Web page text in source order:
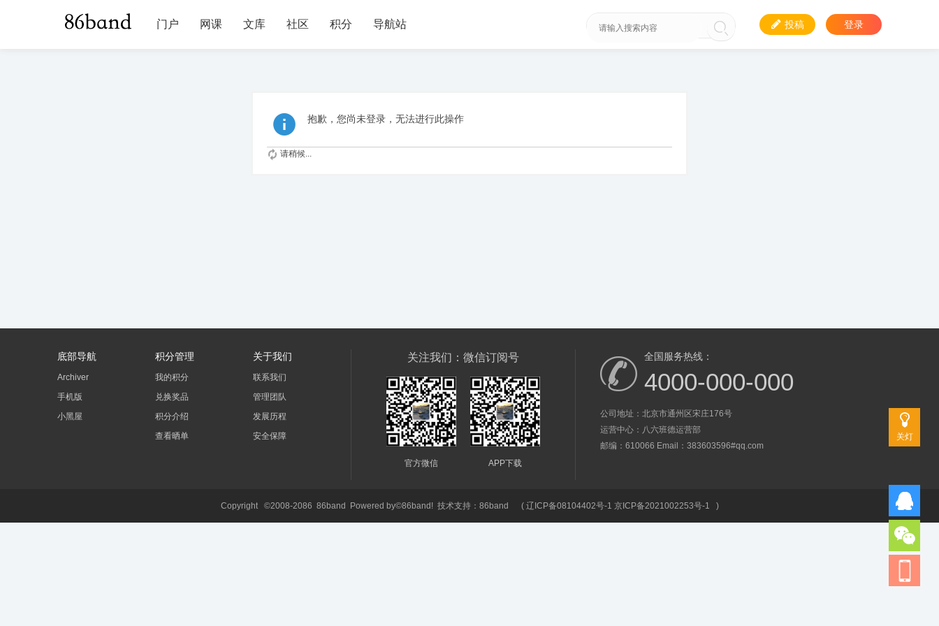
关灯
门户 网课 文库 社区 积分 导航站 登录
投稿
抱歉，您尚未登录，无法进行此操作
请稍候...
底部导航
Archiver
手机版
小黑屋
积分管理
我的积分
兑换奖品
积分介绍
查看晒单
关于我们
联系我们
管理团队
发展历程
安全保障
关注我们：微信订阅号
官方微信 APP下载
全国服务热线：
4000-000-000
公司地址：北京市通州区宋庄176号
运营中心：八六班德运营部
邮编：610066 Email：383603596#qq.com
Copyright ©2008-2086 86band Powered by©86band! 技术支持： 86band ( 辽ICP备08104402号-1 京ICP备2021002253号-1 )